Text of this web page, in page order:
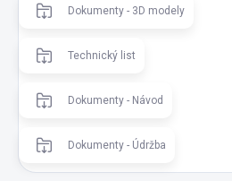
Dokumenty - 3D modely
Technický list
Dokumenty - Návod
Dokumenty - Údržba